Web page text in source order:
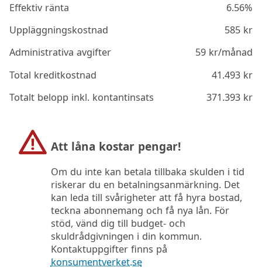
Effektiv ränta
6.56%
Uppläggningskostnad
585kr
Administrativa avgifter
59kr/månad
Total kreditkostnad
41.493kr
Totalt belopp inkl. kontantinsats
371.393kr
Att låna kostar pengar!
Om du inte kan betala tillbaka skulden i tid
riskerar du en betalningsanmärkning. Det
kan leda till svårigheter att få hyra bostad,
teckna abonnemang och få nya lån. För
stöd, vänd dig till budget- och
skuldrådgivningen i din kommun.
Kontaktuppgifter finns på
konsumentverket.se